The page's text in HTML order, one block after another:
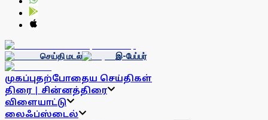
செய்தி மடல் இ-பேப்பர்
முகப்புதற்போதைய செய்திகள்
திரை | சின்னத்திரை
விளையாட்டு
லைஃப்ஸ்டைல்